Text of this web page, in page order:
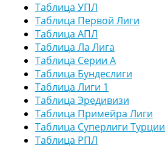
Таблица УПЛ
Таблица Первой Лиги
Таблица АПЛ
Таблица Ла Лига
Таблица Серии А
Таблица Бундеслиги
Таблица Лиги 1
Таблица Эредивизи
Таблица Примейра Лиги
Таблица Суперлиги Турции
Таблица РПЛ